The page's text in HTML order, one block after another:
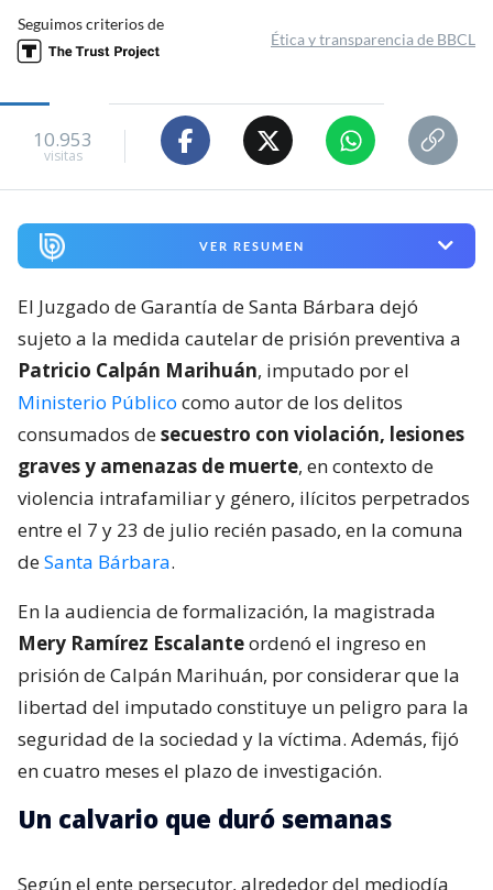
Seguimos criterios de
Ética y transparencia de BBCL
10.953
visitas
VER RESUMEN
El Juzgado de Garantía de Santa Bárbara dejó
sujeto a la medida cautelar de prisión preventiva a
Patricio Calpán Marihuán, imputado por el
Ministerio Público como autor de los delitos
consumados desecuestro con violación, lesiones
graves y amenazas de muerte, en contexto de
violencia intrafamiliar y género, ilícitos perpetrados
entre el 7 y 23 de julio recién pasado, en la comuna
deSanta Bárbara.
En la audiencia de formalización, la magistrada
Mery Ramírez Escalanteordenó el ingreso en
prisión de Calpán Marihuán, por considerar que la
libertad del imputado constituye un peligro para la
seguridad de la sociedad y la víctima. Además, fijó
en cuatro meses el plazo de investigación.
Un calvario que duró semanas
Según el ente persecutor, alrededor del mediodía